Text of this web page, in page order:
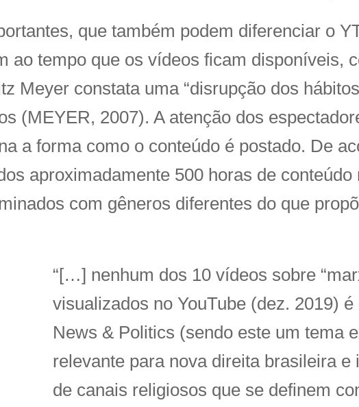
que também podem diferenciar o
ao tempo que os vídeos ficam disponíveis,
Meyer constata uma “disrupção dos
(MEYER, 2007). A atenção dos
a forma como o conteúdo é postado. De
aproximadamente 500 horas de conteúdo
com gêneros diferentes do que
“[…] nenhum dos 10 vídeos sobre
visualizados no YouTube (dez. 2019)
News & Politics (sendo este um tema
relevante para nova direita brasileira e
de canais religiosos que se definem